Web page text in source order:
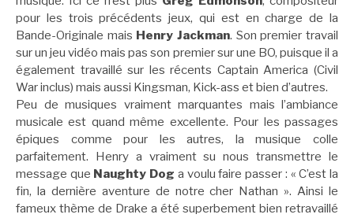
pour les trois précédents jeux, qui est en charge de la
Bande-Originale mais Henry Jackman. Son premier travail
sur un jeu vidéo mais pas son premier sur une BO, puisque il a
également travaillé sur les récents Captain America (Civil
War inclus) mais aussi Kingsman, Kick-ass et bien d’autres.
Peu de musiques vraiment marquantes mais l’ambiance
musicale est quand même excellente. Pour les passages
épiques comme pour les autres, la musique colle
parfaitement. Henry a vraiment su nous transmettre le
message que Naughty Dog a voulu faire passer : « C’est la
fin, la dernière aventure de notre cher Nathan ». Ainsi le
fameux thème de Drake a été superbement bien retravaillé